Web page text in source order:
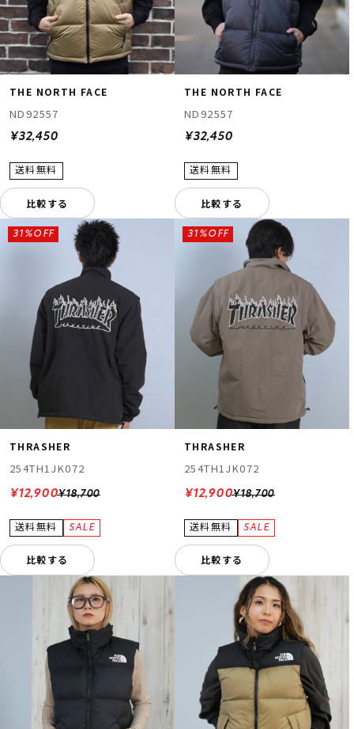
THE NORTH FACE
ND92557
¥32,450
比較する
THE NORTH FACE
ND92557
¥32,450
比較する
THRASHER
254TH1JK072
¥18,700
31%OFF
¥12,900
比較する
THRASHER
254TH1JK072
¥18,700
31%OFF
¥12,900
比較する